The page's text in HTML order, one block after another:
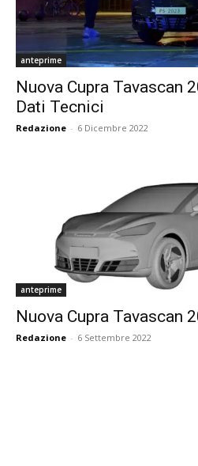
anteprime
Nuova Cupra Tavascan
Dati Tecnici
Redazione - 6 Dicembre 2022
anteprime
Nuova Cupra Tavascan
Redazione - 6 Settembre 2022